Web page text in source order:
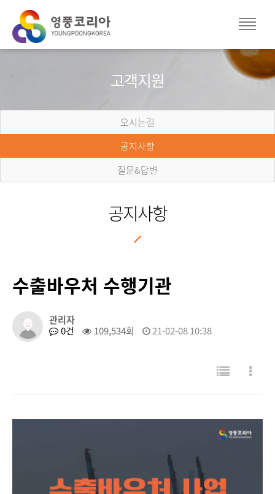
고객지원
오시는길
공지사항
질문&답변
공지사항
수출바우처 수행기관
관리자
0건
109,534회 21-02-08 10:38